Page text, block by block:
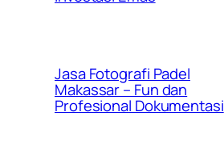
Jasa Fotografi Padel
Makassar – Fun dan
Profesional Dokumentasi